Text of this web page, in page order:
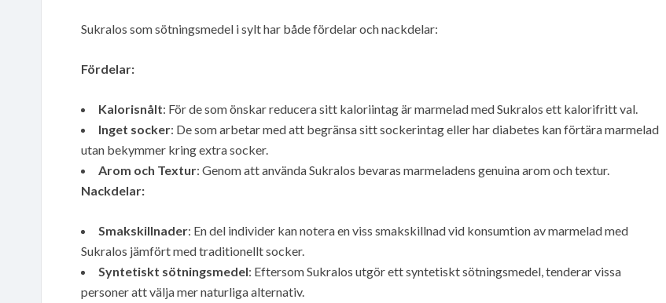
Sukralos som sötningsmedel i sylt har både fördelar och nackdelar:
Fördelar:
Kalorisnålt: För de som önskar reducera sitt kaloriintag är marmelad med Sukralos ett kalorifritt val.
Inget socker: De som arbetar med att begränsa sitt sockerintag eller har diabetes kan förtära marmelad
utan bekymmer kring extra socker.
Arom och Textur: Genom att använda Sukralos bevaras marmeladens genuina arom och textur.
Nackdelar:
Smakskillnader: En del individer kan notera en viss smakskillnad vid konsumtion av marmelad med
Sukralos jämfört med traditionellt socker.
Syntetiskt sötningsmedel: Eftersom Sukralos utgör ett syntetiskt sötningsmedel, tenderar vissa
personer att välja mer naturliga alternativ.